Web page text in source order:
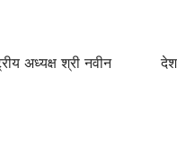
अध्यक्ष श्री नवीन